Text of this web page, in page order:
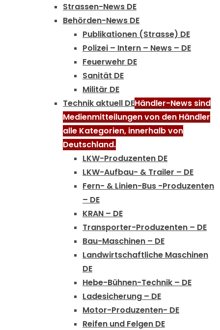
Strassen-News DE
Behörden-News DE
Publikationen (Strasse) DE
Polizei – Intern – News – DE
Feuerwehr DE
Sanität DE
Militär DE
Technik aktuell DEHändler-News sind
Medienmitteilungen von den Händler
alle Kategorien, innerhalb von
Deutschland.
LKW-Produzenten DE
LKW-Aufbau- & Trailer – DE
Fern- & Linien-Bus -Produzenten
– DE
KRAN – DE
Transporter-Produzenten – DE
Bau-Maschinen – DE
Landwirtschaftliche Maschinen
DE
Hebe-Bühnen-Technik – DE
Ladesicherung – DE
Motor-Produzenten- DE
Reifen und Felgen DE